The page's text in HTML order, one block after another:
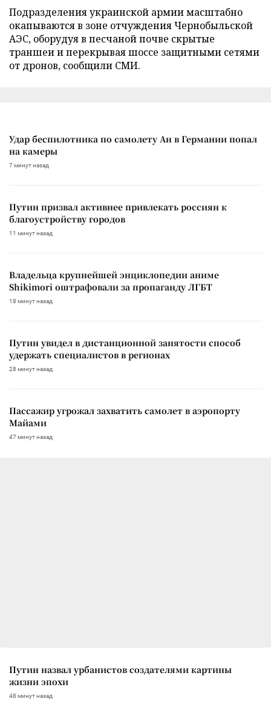
Подразделения украинской армии масштабно
окапываются в зоне отчуждения Чернобыльской
АЭС, оборудуя в песчаной почве скрытые
траншеи и перекрывая шоссе защитными сетями
от дронов, сообщили СМИ.
Удар беспилотника по самолету Ан в Германии попал
на камеры
7 минут назад
Путин призвал активнее привлекать россиян к
благоустройству городов
11 минут назад
Владельца крупнейшей энциклопедии аниме
Shikimori оштрафовали за пропаганду ЛГБТ
18 минут назад
Путин увидел в дистанционной занятости способ
удержать специалистов в регионах
28 минут назад
Пассажир угрожал захватить самолет в аэропорту
Майами
47 минут назад
Путин назвал урбанистов создателями картины
жизни эпохи
48 минут назад